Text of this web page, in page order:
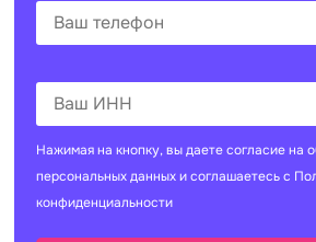
Нажимая на кнопку, вы даете согласие на
персональных данныхи соглашаетесь с
конфиденциальности